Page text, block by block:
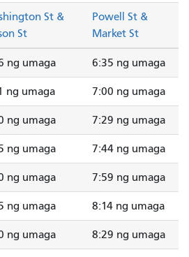
St &
St
Powell St &
Market St
ng umaga 6:35 ng umaga
ng umaga 7:00 ng umaga
ng umaga 7:29 ng umaga
ng umaga 7:44 ng umaga
ng umaga 7:59 ng umaga
ng umaga 8:14 ng umaga
ng umaga 8:29 ng umaga